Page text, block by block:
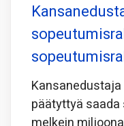
päätyttyä